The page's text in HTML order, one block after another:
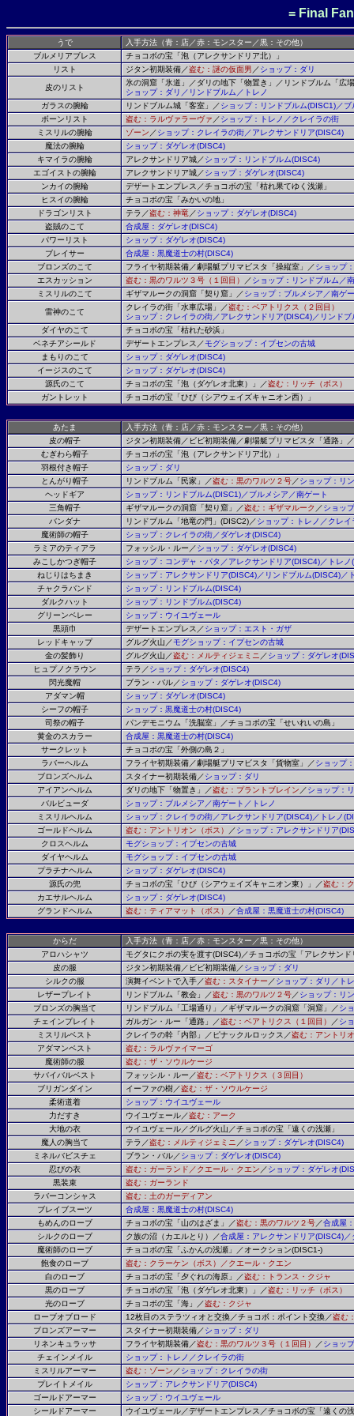
= Final
うで
入手方法（青：店／赤：モンスター／黒：その他）
ブルメリアブレス
チョコボの宝「泡（アレクサンドリア北）」
リスト
ジタン初期装備／盗む：謎の仮面男 ／ショップ：ダリ
皮のリスト
氷の洞窟「氷道」／ダリの地下「物置き」／リンドブルム「広
ショップ：ダリ／リンドブルム／トレノ
ガラスの腕輪
リンドブルム城「客室」／ショップ：リンドブルム(DISC1) ／
ボーンリスト
盗む：ラルヴァラーヴァ ／ショップ：トレノ／クレイラの街
ミスリルの腕輪
ゾーン ／ショップ：クレイラの街／アレクサンドリア(DISC4)
魔法の腕輪
ショップ：ダゲレオ(DISC4)
キマイラの腕輪
アレクサンドリア城／ショップ：リンドブルム(DISC4)
エゴイストの腕輪
アレクサンドリア城／ショップ：ダゲレオ(DISC4)
ンカイの腕輪
デザートエンプレス／チョコボの宝「枯れ果てゆく浅瀬」
ヒスイの腕輪
チョコボの宝「みかいの地」
ドラゴンリスト
テラ／盗む：神竜 ／ショップ：ダゲレオ(DISC4)
盗賊のこて
合成屋：ダゲレオ(DISC4)
パワーリスト
ショップ：ダゲレオ(DISC4)
ブレイサー
合成屋：黒魔道士の村(DISC4)
ブロンズのこて
フライヤ初期装備／劇場艇プリマビスタ「操縦室」／ショップ
エスカッション
盗む：黒のワルツ３号（１回目） ／ショップ：リンドブルム／
ミスリルのこて
ギザマルークの洞窟「契り窟」／ショップ：ブルメシア／南ゲ
雷神のこて
クレイラの街「水車広場」／盗む：ベアトリクス（２回目）
ショップ：クレイラの街／アレクサンドリア(DISC4) ／リンドブ
ダイヤのこて
チョコボの宝「枯れた砂浜」
ベネチアシールド
デザートエンプレス／モグショップ：イプセンの古城
まもりのこて
ショップ：ダゲレオ(DISC4)
イージスのこて
ショップ：ダゲレオ(DISC4)
源氏のこて
チョコボの宝「泡（ダゲレオ北東）」／盗む：リッチ（ボス）
ガントレット
チョコボの宝「ひび（シアウェイズキャニオン西）」
あたま
入手方法（青：店／赤：モンスター／黒：その他）
皮の帽子
ジタン初期装備／ビビ初期装備／劇場艇プリマビスタ「通路」／
むぎわら帽子
チョコボの宝「泡（アレクサンドリア北）」
羽根付き帽子
ショップ：ダリ
とんがり帽子
リンドブルム「民家」／盗む：黒のワルツ２号 ／ショップ：リ
ヘッドギア
ショップ：リンドブルム(DISC1) ／ブルメシア／南ゲート
三角帽子
ギザマルークの洞窟「契り窟」／盗む：ギザマルーク ／ショッ
バンダナ
リンドブルム「地竜の門」 (DISC2) ／ショップ：トレノ／クレイ
魔術師の帽子
ショップ：クレイラの街／ダゲレオ(DISC4)
ラミアのティアラ
フォッシル・ルー／ショップ：ダゲレオ(DISC4)
みこしかつぎ帽子
ショップ：コンデャ・パタ／アレクサンドリア(DISC4) ／トレノ
ねじりはちまき
ショップ：アレクサンドリア(DISC4) ／リンドブルム(DISC4) ／
チャクラバンド
ショップ：リンドブルム(DISC4)
ダルクハット
ショップ：リンドブルム(DISC4)
グリーンベレー
ショップ：ウイユヴェール
黒頭巾
デザートエンプレス／ショップ：エスト・ガザ
レッドキャップ
グルグ火山／モグショップ：イプセンの古城
金の髪飾り
グルグ火山／盗む：メルティジェミニ ／ショップ：ダゲレオ
ヒュプノクラウン
テラ／ショップ：ダゲレオ(DISC4)
閃光魔帽
ブラン・バル／ショップ：ダゲレオ(DISC4)
アダマン帽
ショップ：ダゲレオ(DISC4)
シーフの帽子
ショップ：黒魔道士の村(DISC4)
司祭の帽子
パンデモニウム「洗脳室」／チョコボの宝「せいれいの島」
黄金のスカラー
合成屋：黒魔道士の村(DISC4)
サークレット
チョコボの宝「外側の島２」
ラバーヘルム
フライヤ初期装備／劇場艇プリマビスタ「貨物室」／ショップ
ブロンズヘルム
スタイナー初期装備／ショップ：ダリ
アイアンヘルム
ダリの地下「物置き」／盗む：プラントブレイン ／ショップ：
バルビューダ
ショップ：ブルメシア／南ゲート／トレノ
ミスリルヘルム
ショップ：クレイラの街／アレクサンドリア(DISC4) ／トレノ
ゴールドヘルム
盗む：アントリオン（ボス） ／ショップ：アレクサンドリア
クロスヘルム
モグショップ：イプセンの古城
ダイヤヘルム
モグショップ：イプセンの古城
プラチナヘルム
ショップ：ダゲレオ(DISC4)
源氏の兜
チョコボの宝「ひび（シアウェイズキャニオン東）」／盗む：
カエサルヘルム
ショップ：ダゲレオ(DISC4)
グランドヘルム
盗む：ティアマット（ボス） ／合成屋：黒魔道士の村(DISC4)
からだ
入手方法（青：店／赤：モンスター／黒：その他）
アロハシャツ
モグタにクポの実を渡す(DISC4) ／チョコボの宝「アレクサン
皮の服
ジタン初期装備／ビビ初期装備／ショップ：ダリ
シルクの服
演舞イベントで入手／盗む：スタイナー ／ショップ：ダリ／ト
レザープレイト
リンドブルム「教会」／盗む：黒のワルツ２号 ／ショップ：リ
ブロンズの胸当て
リンドブルム「工場通り」／ギザマルークの洞窟「洞窟」／シ
チェインプレイト
ガルガン・ルー「通路」／盗む：ベアトリクス（１回目） ／シ
ミスリルベスト
クレイラの幹「内部」／ピナックルロックス／盗む：アントリ
アダマンベスト
盗む：ラルヴァイマーゴ
魔術師の服
盗む：ザ・ソウルケージ
サバイバルベスト
フォッシル・ルー／盗む：ベアトリクス（３回目）
ブリガンダイン
イーファの樹／盗む：ザ・ソウルケージ
柔術道着
ショップ：ウイユヴェール
力だすき
ウイユヴェール／盗む：アーク
大地の衣
ウイユヴェール／グルグ火山／チョコボの宝「遠くの浅瀬」
魔人の胸当て
テラ／盗む：メルティジェミニ ／ショップ：ダゲレオ(DISC4)
ミネルバビスチェ
ブラン・バル／ショップ：ダゲレオ(DISC4)
忍びの衣
盗む：ガーランド／クエール・クエン ／ショップ：ダゲレオ
黒装束
盗む：ガーランド
ラバーコンシャス
盗む：土のガーディアン
ブレイブスーツ
合成屋：黒魔道士の村(DISC4)
もめんのローブ
チョコボの宝「山のはざま」／盗む：黒のワルツ２号 ／合成屋
シルクのローブ
ク族の沼（カエルとり）／合成屋：アレクサンドリア(DISC4)
魔術師のローブ
チョコボの宝「ふかんの浅瀬」／オークション(DISC1-)
飽食のローブ
盗む：クラーケン（ボス）／クエール・クエン
白のローブ
チョコボの宝「夕ぐれの海原」／盗む：トランス・クジャ
黒のローブ
チョコボの宝「泡（ダゲレオ北東）」／盗む：リッチ（ボス）
光のローブ
チョコボの宝「海」／盗む：クジャ
ローブオブロード
12枚目のステラツィオと交換／チョコボ：ポイント交換／盗む
ブロンズアーマー
スタイナー初期装備／ショップ：ダリ
リネンキュラッサ
フライヤ初期装備／盗む：黒のワルツ３号（１回目） ／ショッ
チェインメイル
ショップ：トレノ／クレイラの街
ミスリルアーマー
盗む：ゾーン ／ショップ：クレイラの街
プレイトメイル
ショップ：アレクサンドリア(DISC4)
ゴールドアーマー
ショップ：ウイユヴェール
シールドアーマー
ウイユヴェール／デザートエンプレス／チョコボの宝「遠くの